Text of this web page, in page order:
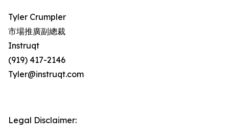
Tyler Crumpler
市場推廣副總裁
Instruqt
(919) 417-2146
Tyler@instruqt.com
Legal Disclaimer: